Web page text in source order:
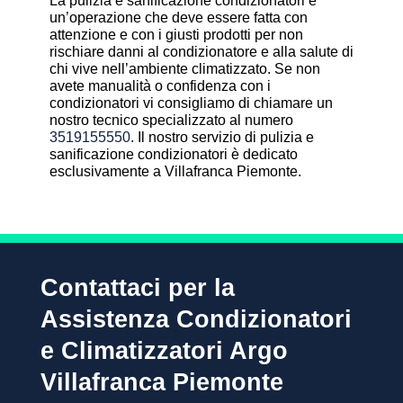
un’operazione che deve essere fatta con
attenzione e con i giusti prodotti per non
rischiare danni al condizionatore e alla salute di
chi vive nell’ambiente climatizzato. Se non
avete manualità o confidenza con i
condizionatori vi consigliamo di chiamare un
nostro tecnico specializzato al numero
3519155550. Il nostro servizio di pulizia e
sanificazione condizionatori è dedicato
esclusivamente a Villafranca Piemonte.
Contattaci per la
Assistenza Condizionatori
e Climatizzatori Argo
Villafranca Piemonte